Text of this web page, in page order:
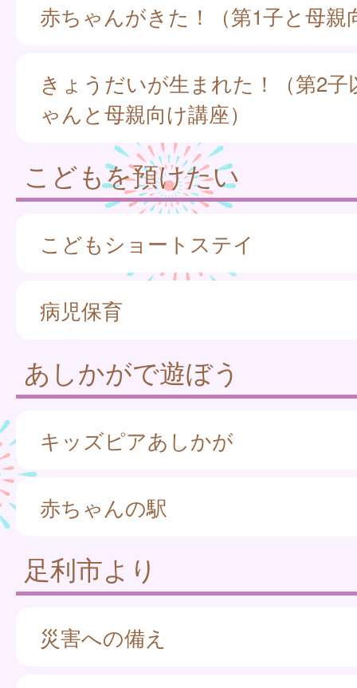
赤ちゃんがきた！（第1子と母親
きょうだいが生まれた！（第2子
ゃんと母親向け講座）
こどもを預けたい
こどもショートステイ
病児保育
あしかがで遊ぼう
キッズピアあしかが
赤ちゃんの駅
足利市より
災害への備え